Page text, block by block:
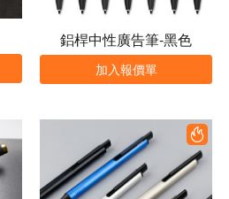
鋁桿中性廣告筆-黑色
加入報價單